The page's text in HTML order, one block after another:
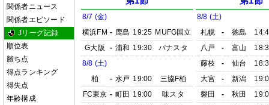
関係者ニュース
関係者エピソード
Jリーグ記録
順位表
勝ち点
得点ランキング
得失点
年齢構成
8/7 (金)
横浜FM - 鹿島 19:25 MUFG国立
G大阪
- 浦和 19:30
パナスタ
8/8 (土)
柏
- 水戸 19:00
三協F柏
FC東京 - 町田 19:00
味スタ
8/8 (土)
札幌
- 徳島
八戸
- 富山
藤枝
- 仙台
大宮
- 新潟
磐田
- 秋田